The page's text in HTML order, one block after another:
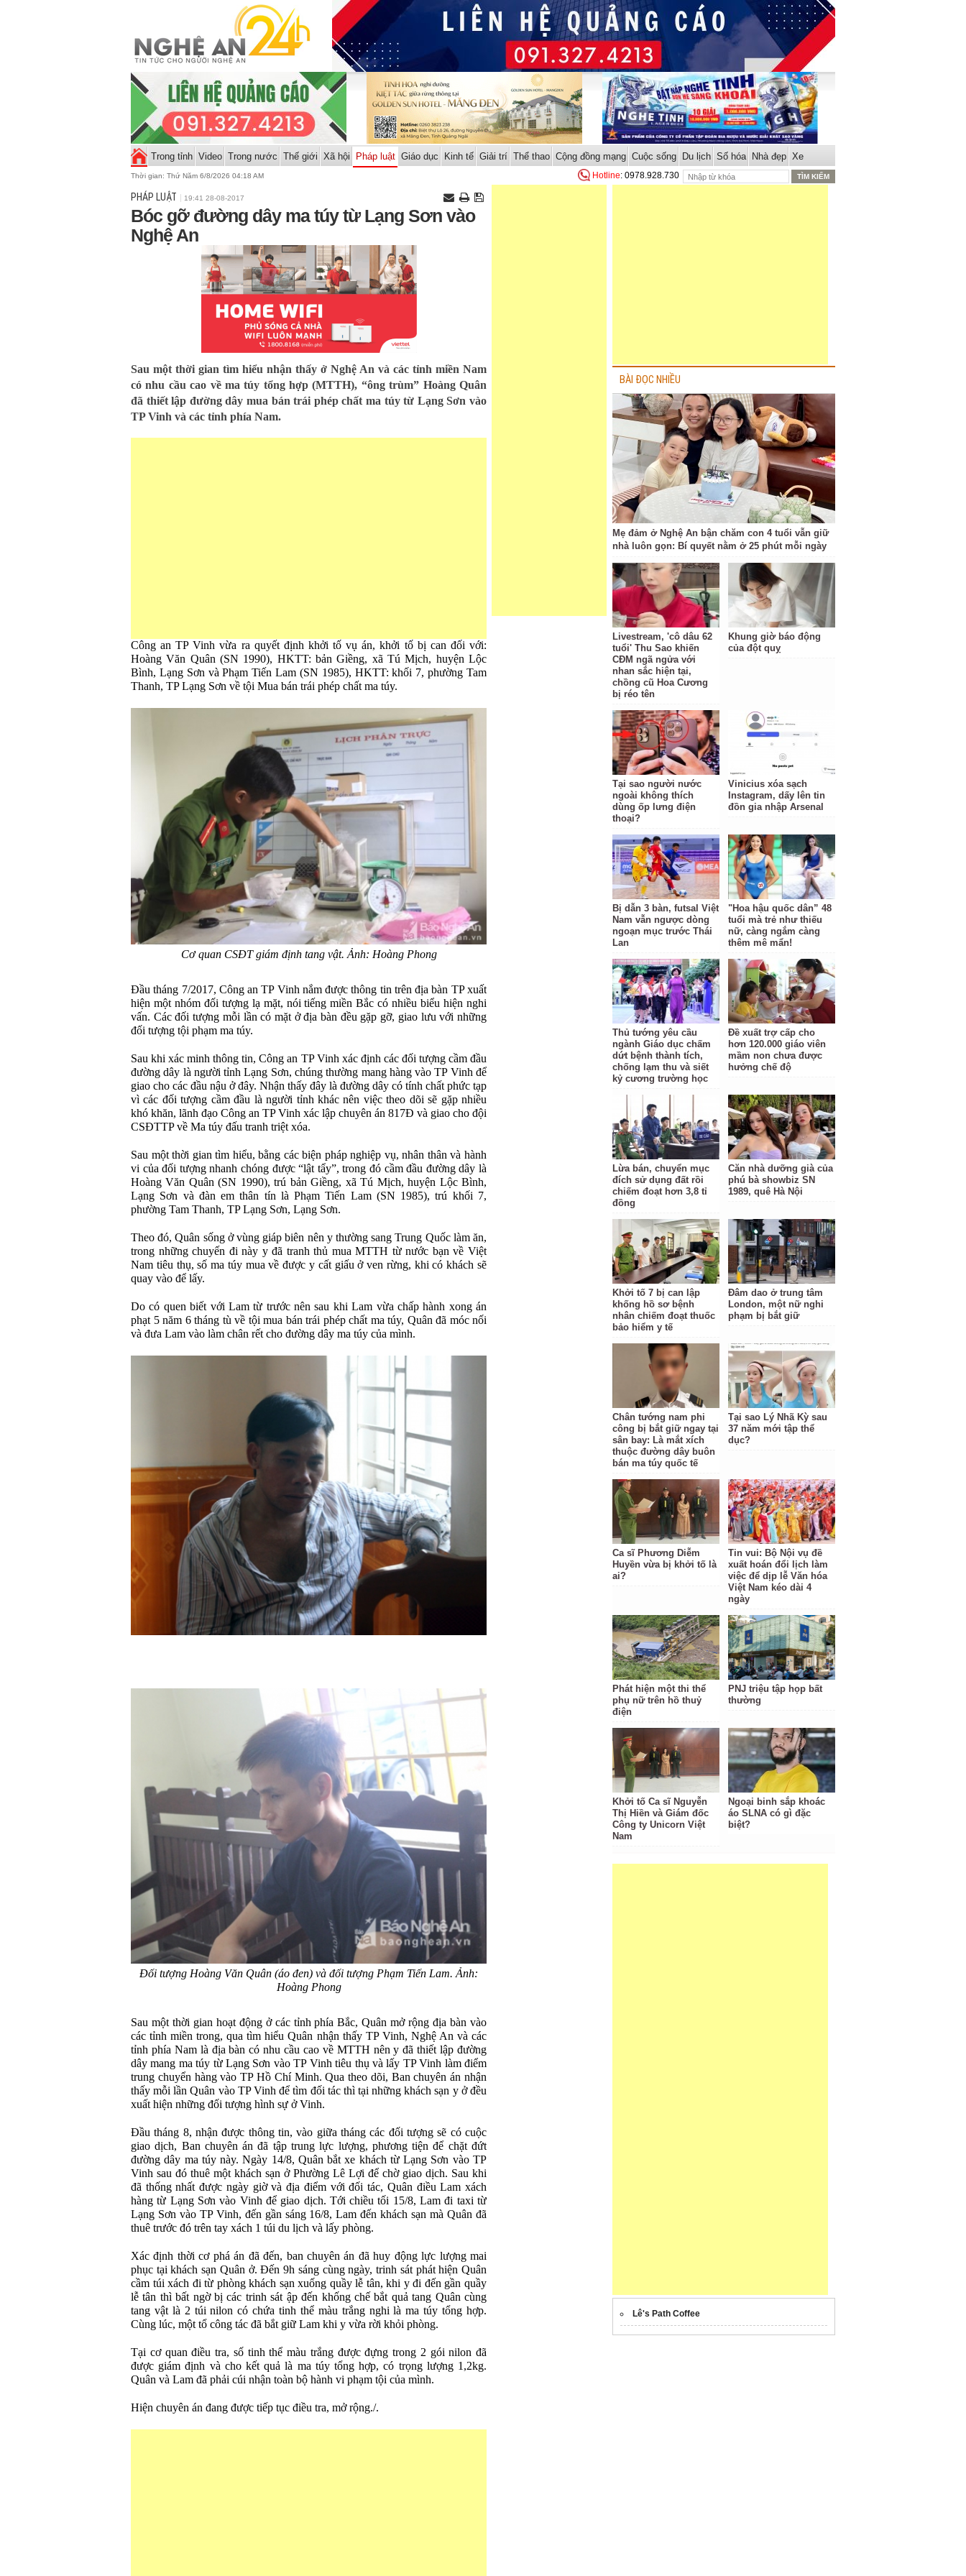
Trong tỉnh Video Trong nước Thế giới Xã hội Pháp luật Giáo dục Kinh tế Giải trí Thể thao Cộng đồng mạng Cuộc sống Du lịch Số hóa Nhà đẹp Xe
Thời gian: Thứ Năm 6/8/2026 04:18 AM Hotline: 0978.928.730
PHÁP LUẬT 19:41 28-08-2017
Bóc gỡ đường dây ma túy từ Lạng Sơn vào
Nghệ An
Sau một thời gian tìm hiểu nhận thấy ở Nghệ An và các tỉnh miền Nam
có nhu cầu cao về ma túy tổng hợp (MTTH), “ông trùm” Hoàng Quân
đã thiết lập đường dây mua bán trái phép chất ma túy từ Lạng Sơn vào
TP Vinh và các tỉnh phía Nam.
Công an TP Vinh vừa ra quyết định khởi tố vụ án, khởi tố bị can đối với:
Hoàng Văn Quân (SN 1990), HKTT: bản Giềng, xã Tú Mịch, huyện Lộc
Bình, Lạng Sơn và Phạm Tiến Lam (SN 1985), HKTT: khối 7, phường Tam
Thanh, TP Lạng Sơn về tội Mua bán trái phép chất ma túy.
Cơ quan CSĐT giám định tang vật. Ảnh: Hoàng Phong
Đầu tháng 7/2017, Công an TP Vinh nắm được thông tin trên địa bàn TP xuất
hiện một nhóm đối tượng lạ mặt, nói tiếng miền Bắc có nhiều biểu hiện nghi
vấn. Các đối tượng mỗi lần có mặt ở địa bàn đều gặp gỡ, giao lưu với những
đối tượng tội phạm ma túy.
Sau khi xác minh thông tin, Công an TP Vinh xác định các đối tượng cầm đầu
đường dây là người tỉnh Lạng Sơn, chúng thường mang hàng vào TP Vinh để
giao cho các đầu nậu ở đây. Nhận thấy đây là đường dây có tính chất phức tạp
vì các đối tượng cầm đầu là người tỉnh khác nên việc theo dõi sẽ gặp nhiều
khó khăn, lãnh đạo Công an TP Vinh xác lập chuyên án 817Đ và giao cho đội
CSĐTTP về Ma túy đấu tranh triệt xóa.
Sau một thời gian tìm hiểu, bằng các biện pháp nghiệp vụ, nhân thân và hành
vi của đối tượng nhanh chóng được “lật tẩy”, trong đó cầm đầu đường dây là
Hoàng Văn Quân (SN 1990), trú bản Giềng, xã Tú Mịch, huyện Lộc Bình,
Lạng Sơn và đàn em thân tín là Phạm Tiến Lam (SN 1985), trú khối 7,
phường Tam Thanh, TP Lạng Sơn, Lạng Sơn.
Theo đó, Quân sống ở vùng giáp biên nên y thường sang Trung Quốc làm ăn,
trong những chuyến đi này y đã tranh thủ mua MTTH từ nước bạn về Việt
Nam tiêu thụ, số ma túy mua về được y cất giấu ở ven rừng, khi có khách sẽ
quay vào để lấy.
Do có quen biết với Lam từ trước nên sau khi Lam vừa chấp hành xong án
phạt 5 năm 6 tháng tù về tội mua bán trái phép chất ma túy, Quân đã móc nối
và đưa Lam vào làm chân rết cho đường dây ma túy của mình.
Đối tượng Hoàng Văn Quân (áo đen) và đối tượng Phạm Tiến Lam. Ảnh:
Hoàng Phong
Sau một thời gian hoạt động ở các tỉnh phía Bắc, Quân mở rộng địa bàn vào
các tỉnh miền trong, qua tìm hiểu Quân nhận thấy TP Vinh, Nghệ An và các
tỉnh phía Nam là địa bàn có nhu cầu cao về MTTH nên y đã thiết lập đường
dây mang ma túy từ Lạng Sơn vào TP Vinh tiêu thụ và lấy TP Vinh làm điểm
trung chuyển hàng vào TP Hồ Chí Minh. Qua theo dõi, Ban chuyên án nhận
thấy mỗi lần Quân vào TP Vinh để tìm đối tác thì tại những khách sạn y ở đều
xuất hiện những đối tượng hình sự ở Vinh.
Đầu tháng 8, nhận được thông tin, vào giữa tháng các đối tượng sẽ có cuộc
giao dịch, Ban chuyên án đã tập trung lực lượng, phương tiện để chặt đứt
đường dây ma túy này. Ngày 14/8, Quân bắt xe khách từ Lạng Sơn vào TP
Vinh sau đó thuê một khách sạn ở Phường Lê Lợi để chờ giao dịch. Sau khi
đã thống nhất được ngày giờ và địa điểm với đối tác, Quân điều Lam xách
hàng từ Lạng Sơn vào Vinh để giao dịch. Tới chiều tối 15/8, Lam đi taxi từ
Lạng Sơn vào TP Vinh, đến gần sáng 16/8, Lam đến khách sạn mà Quân đã
thuê trước đó trên tay xách 1 túi du lịch và lấy phòng.
Xác định thời cơ phá án đã đến, ban chuyên án đã huy động lực lượng mai
phục tại khách sạn Quân ở. Đến 9h sáng cùng ngày, trinh sát phát hiện Quân
cầm túi xách đi từ phòng khách sạn xuống quầy lễ tân, khi y đi đến gần quầy
lễ tân thì bất ngờ bị các trinh sát ập đến khống chế bắt quả tang Quân cùng
tang vật là 2 túi nilon có chứa tinh thể màu trắng nghi là ma túy tổng hợp.
Cùng lúc, một tổ công tác đã bắt giữ Lam khi y vừa rời khỏi phòng.
Tại cơ quan điều tra, số tinh thể màu trắng được đựng trong 2 gói nilon đã
được giám định và cho kết quả là ma túy tổng hợp, có trọng lượng 1,2kg.
Quân và Lam đã phải cúi nhận toàn bộ hành vi phạm tội của mình.
Hiện chuyên án đang được tiếp tục điều tra, mở rộng./.
BÀI ĐỌC NHIỀU
Mẹ đảm ở Nghệ An bận chăm con 4 tuổi vẫn giữ
nhà luôn gọn: Bí quyết nằm ở 25 phút mỗi ngày
Livestream, 'cô dâu 62
tuổi' Thu Sao khiến
CĐM ngã ngửa với
nhan sắc hiện tại,
chồng cũ Hoa Cương
bị réo tên
Khung giờ báo động
của đột quỵ
Tại sao người nước
ngoài không thích
dùng ốp lưng điện
thoại?
Vinicius xóa sạch
Instagram, dấy lên tin
đồn gia nhập Arsenal
Bị dẫn 3 bàn, futsal Việt
Nam vẫn ngược dòng
ngoạn mục trước Thái
Lan
"Hoa hậu quốc dân” 48
tuổi mà trẻ như thiếu
nữ, càng ngắm càng
thêm mê mẩn!
Thủ tướng yêu cầu
ngành Giáo dục chấm
dứt bệnh thành tích,
chống lạm thu và siết
kỷ cương trường học
Đề xuất trợ cấp cho
hơn 120.000 giáo viên
mầm non chưa được
hưởng chế độ
Lừa bán, chuyển mục
đích sử dụng đất rồi
chiếm đoạt hơn 3,8 tỉ
đồng
Căn nhà dưỡng già của
phú bà showbiz SN
1989, quê Hà Nội
Khởi tố 7 bị can lập
khống hồ sơ bệnh
nhân chiếm đoạt thuốc
bảo hiểm y tế
Đâm dao ở trung tâm
London, một nữ nghi
phạm bị bắt giữ
Chân tướng nam phi
công bị bắt giữ ngay tại
sân bay: Là mắt xích
thuộc đường dây buôn
bán ma túy quốc tế
Tại sao Lý Nhã Kỳ sau
37 năm mới tập thể
dục?
Ca sĩ Phương Diễm
Huyền vừa bị khởi tố là
ai?
Tin vui: Bộ Nội vụ đề
xuất hoán đổi lịch làm
việc để dịp lễ Văn hóa
Việt Nam kéo dài 4
ngày
Phát hiện một thi thể
phụ nữ trên hồ thuỷ
điện
PNJ triệu tập họp bất
thường
Khởi tố Ca sĩ Nguyễn
Thị Hiền và Giám đốc
Công ty Unicorn Việt
Nam
Ngoại binh sắp khoác
áo SLNA có gì đặc
biệt?
Lê's Path Coffee